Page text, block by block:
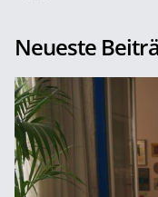
Neueste